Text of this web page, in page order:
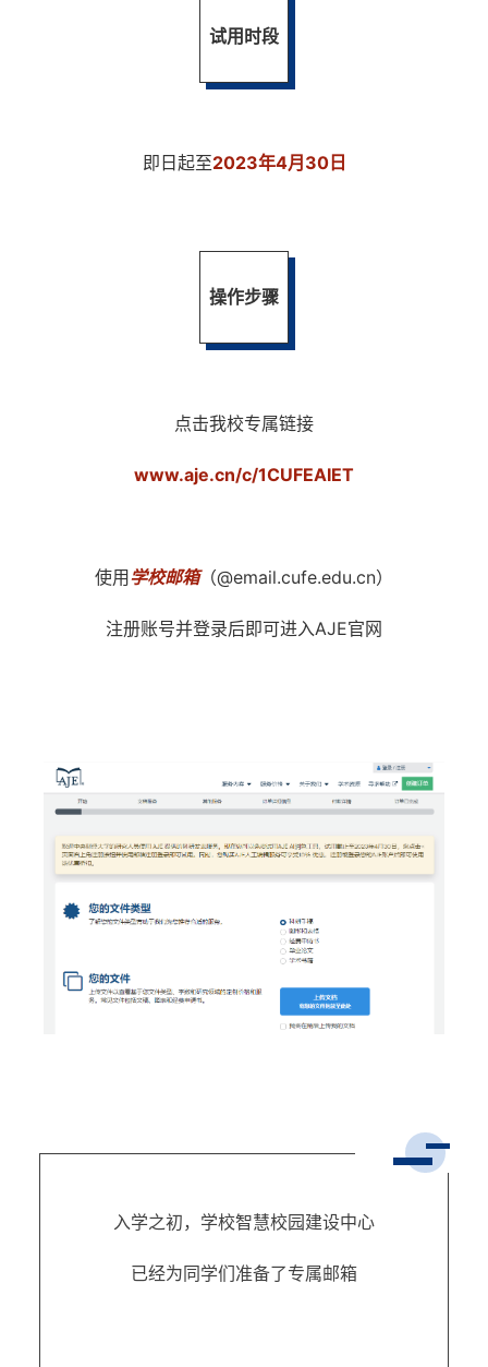
试用时段
即日起至2023年4月30日
操作步骤
点击我校专属链接
www.aje.cn/c/1CUFEAIET
使用学校邮箱（@email.cufe.edu.cn）
注册账号并登录后即可进入AJE官网
入学之初，学校智慧校园建设中心
已经为同学们准备了专属邮箱